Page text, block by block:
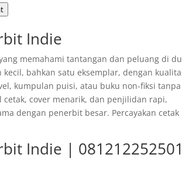
Indie
memahami tantangan dan peluang di
bahkan satu eksemplar, dengan
kumpulan puisi, atau buku non-fiksi tanpa
cover menarik, dan penjilidan rapi,
dengan penerbit besar. Percayakan cetak
Indie |